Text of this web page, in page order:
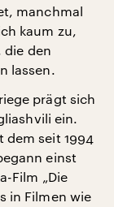
manchmal
kaum zu,
die den
lassen.
prägt sich
ein.
dem seit 1994
einst
Film „Die
in Filmen wie